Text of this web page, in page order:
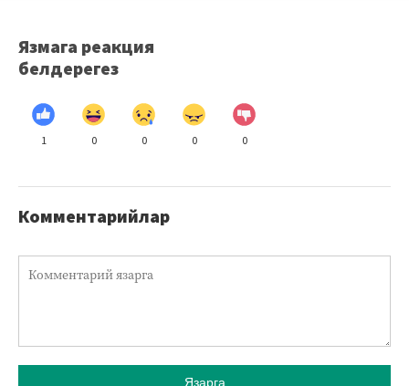
Язмага реакция
белдерегез
1 0 0 0 0
Комментарийлар
Язарга